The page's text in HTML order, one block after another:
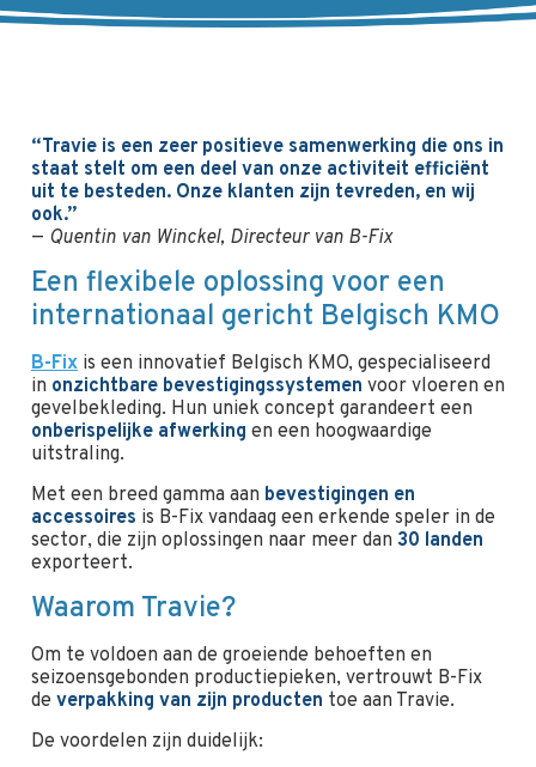
“Travie is een zeer positieve samenwerking die ons in
staat stelt om een deel van onze activiteit efficiënt
uit te besteden. Onze klanten zijn tevreden, en wij
ook.”
— Quentin van Winckel, Directeur van B-Fix
Een flexibele oplossing voor een
internationaal gericht Belgisch KMO
B-Fix is een innovatief Belgisch KMO, gespecialiseerd
in onzichtbare bevestigingssystemen voor vloeren en
gevelbekleding. Hun uniek concept garandeert een
onberispelijke afwerking en een hoogwaardige
uitstraling.
Met een breed gamma aan bevestigingen en
accessoires is B-Fix vandaag een erkende speler in de
sector, die zijn oplossingen naar meer dan 30 landen
exporteert.
Waarom Travie?
Om te voldoen aan de groeiende behoeften en
seizoensgebonden productiepieken, vertrouwt B-Fix
de verpakking van zijn producten toe aan Travie.
De voordelen zijn duidelijk: